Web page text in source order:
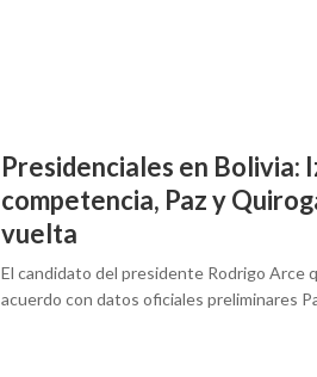
Presidenciales en Bolivia:
competencia, Paz y
vuelta
El candidato del presidente Rodrigo Arce
acuerdo con datos oficiales preliminares